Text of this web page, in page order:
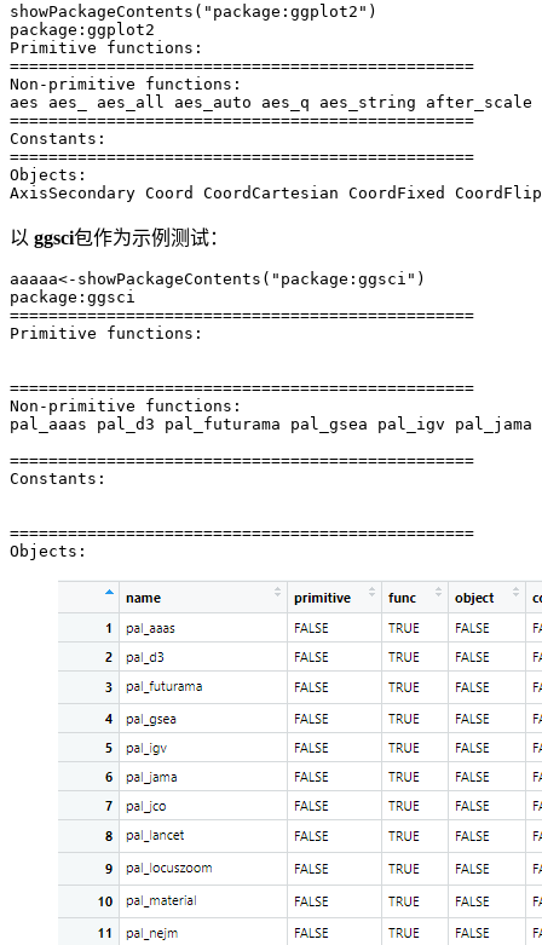
showPackageContents("package:ggplot2")
package:ggplot2
Primitive functions:
================================================
Non-primitive functions:
aes aes_ aes_all aes_auto aes_q aes_string
================================================
Constants:
================================================
Objects:
AxisSecondary Coord CoordCartesian CoordFixed
以 ggsci包作为示例测试：
aaaaa<-showPackageContents("package:ggsci")
package:ggsci
================================================
Primitive functions:
================================================
Non-primitive functions:
pal_aaas pal_d3 pal_futurama pal_gsea pal_igv
================================================
Constants:
================================================
Objects: